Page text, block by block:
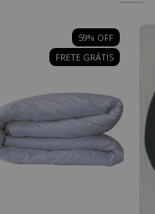
59% OFF
FRETE GRÁTIS